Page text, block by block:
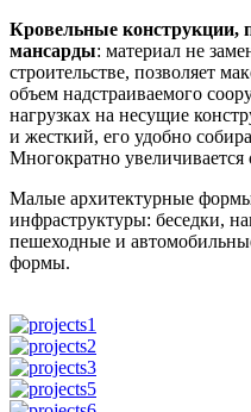
Кровельные конструкции,
мансарды: материал не
строительстве, позволяет
объем надстраиваемого
нагрузках на несущие
и жесткий, его удобно
Многократно увеличивается
Малые архитектурные
инфраструктуры: беседки,
пешеходные и
формы.